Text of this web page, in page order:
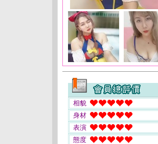
相貌
身材
表演
態度